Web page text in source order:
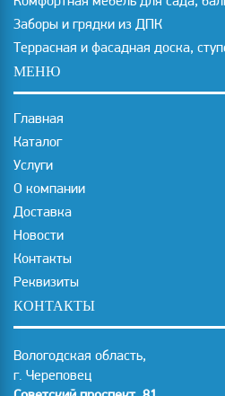
Заборы и грядки из ДПК
Террасная и фасадная доска,
МЕНЮ
Главная
Каталог
Услуги
О компании
Доставка
Новости
Контакты
Реквизиты
КОНТАКТЫ
Вологодская область,
г. Череповец